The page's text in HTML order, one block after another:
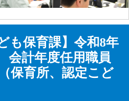
も保育課】令和8年
計年度任用職員
保育所、認定こど